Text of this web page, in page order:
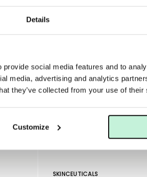
Details
social media features and to
media, advertising and analytics
they’ve collected from your use of their
Customize
SKINCEUTICALS